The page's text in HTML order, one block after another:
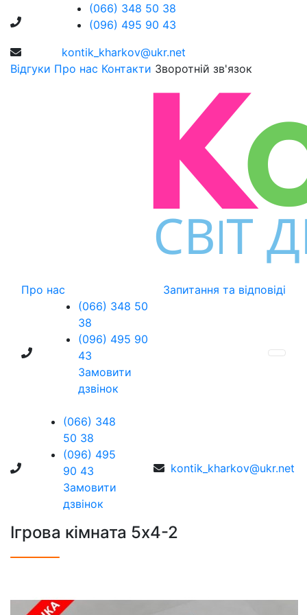
(066) 348 50 38
(096) 495 90 43
kontik_kharkov@ukr.net
Відгуки Про нас Контакти Зворотній зв'язок
Про нас
Запитання та відповіді
(066) 348 50
38
(096) 495 90
43
Замовити
дзвінок
(066) 348
50 38
(096) 495
90 43
Замовити
дзвінок
kontik_kharkov@ukr.net
Ігрова кімната 5х4-2